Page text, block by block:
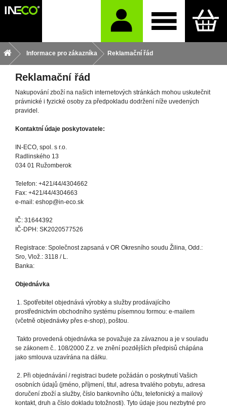
Informace pro zákazníka Reklamační řád
Reklamační řád
Nakupování zboží na našich internetových stránkách mohou uskutečnit
právnické i fyzické osoby za předpokladu dodržení níže uvedených
pravidel.
Kontaktní údaje poskytovatele:
IN-ECO, spol. s r.o.
Radlinského 13
034 01 Ružomberok
Telefon: +421/44/4304662
Fax: +421/44/4304663
e-mail: eshop@in-eco.sk
IČ: 31644392
IČ-DPH: SK2020577526
Registrace: Společnost zapsaná v OR Okresního soudu Žilina, Odd.:
Sro, Vlož.: 3118 / L.
Banka:
Objednávka
1. Spotřebitel objednává výrobky a služby prodávajícího
prostřednictvím obchodního systému písemnou formou: e-mailem
(včetně objednávky přes e-shop), poštou.
Takto provedená objednávka se považuje za závaznou a je v souladu
se zákonem č.. 108/2000 Z.z. ve znění pozdějších předpisů chápána
jako smlouva uzavírána na dálku.
2. Při objednávání / registraci budete požádán o poskytnutí Vašich
osobních údajů (jméno, příjmení, titul, adresa trvalého pobytu, adresa
doručení zboží a služby, číslo bankovního účtu, telefonický a mailový
kontakt, druh a číslo dokladu totožnosti). Tyto údaje jsou nezbytné pro